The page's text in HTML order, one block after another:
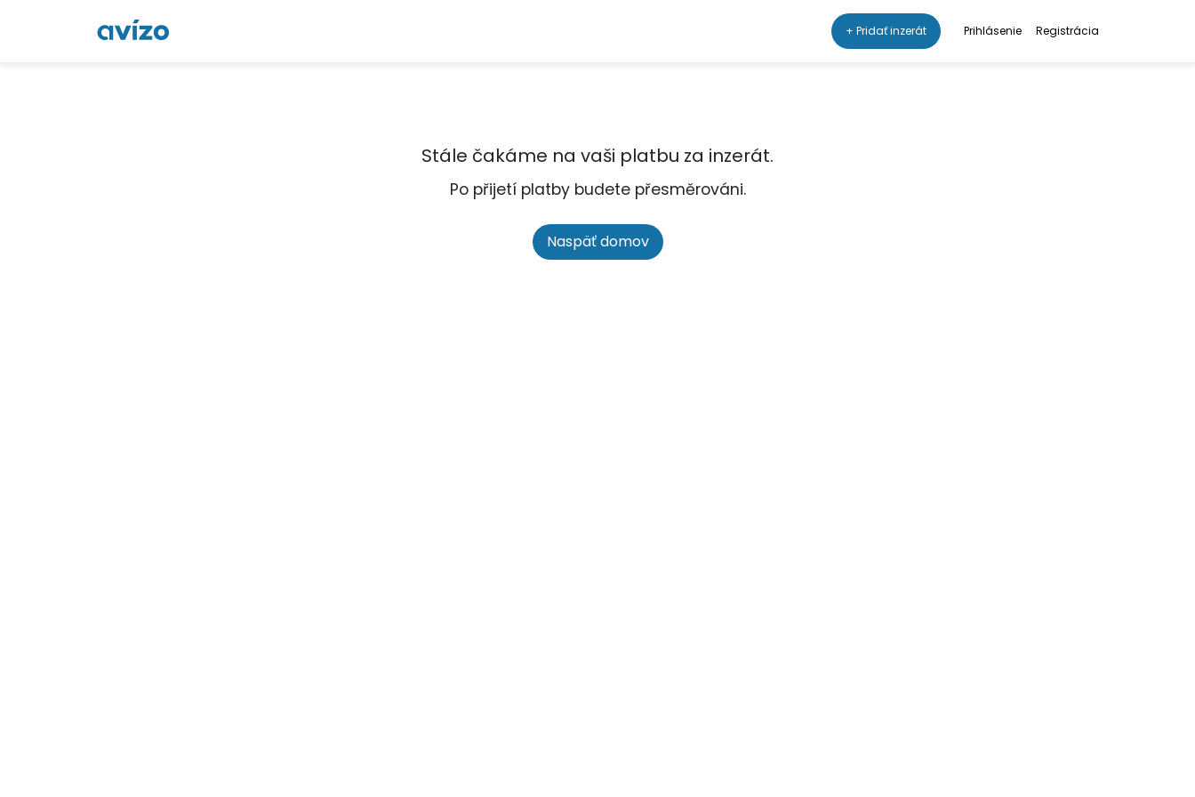
+ Pridať inzerát Prihlásenie Registrácia
Stále čakáme na vaši platbu za inzerát.
Po přijetí platby budete přesměrováni.
Naspäť domov